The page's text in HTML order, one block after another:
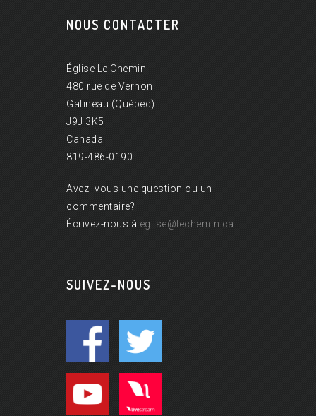
NOUS CONTACTER
Église Le Chemin
480 rue de Vernon
Gatineau (Québec)
J9J 3K5
Canada
819-486-0190
Avez -vous une question ou un
commentaire?
Écrivez-nous à eglise@lechemin.ca
SUIVEZ-NOUS